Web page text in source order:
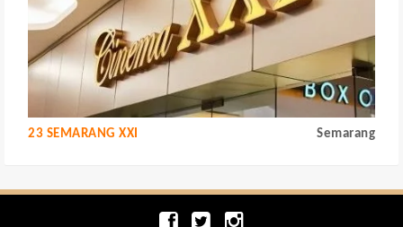
23 SEMARANG XXI Semarang